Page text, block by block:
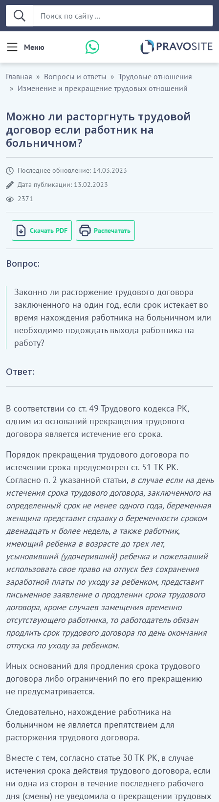
Меню
Главная Вопросы и ответы
Трудовые отношения
Изменение и прекращение трудовых отношений
Можно ли расторгнуть трудовой
договор если работник на
больничном?
Последнее обновление: 14.03.2023
Дата публикации: 13.02.2023
2371
Скачать PDF Распечатать
Вопрос:
Законно ли расторжение трудового договора
заключенного на один год, если срок истекает во
время нахождения работника на больничном или
необходимо подождать выхода работника на
работу?
Ответ:
В соответствии со ст. 49 Трудового кодекса РК,
одним из оснований прекращения трудового
договора является истечение его срока.
Порядок прекращения трудового договора по
истечении срока предусмотрен ст. 51 ТК РК.
Согласно п. 2 указанной статьи, в случае если на день
истечения срока трудового договора, заключенного на
определенный срок не менее одного года, беременная
женщина представит справку о беременности сроком
двенадцать и более недель, а также работник,
имеющий ребенка в возрасте до трех лет,
усыновивший (удочеривший) ребенка и пожелавший
использовать свое право на отпуск без сохранения
заработной платы по уходу за ребенком, представит
письменное заявление о продлении срока трудового
договора, кроме случаев замещения временно
отсутствующего работника, то работодатель обязан
продлить срок трудового договора по день окончания
отпуска по уходу за ребенком.
Иных оснований для продления срока трудового
договора либо ограничений по его прекращению
не предусматривается.
Следовательно, нахождение работника на
больничном не является препятствием для
расторжения трудового договора.
Вместе с тем, согласно статье 30 ТК РК, в случае
истечения срока действия трудового договора, если
ни одна из сторон в течение последнего рабочего
дня (смены) не уведомила о прекращении трудовых